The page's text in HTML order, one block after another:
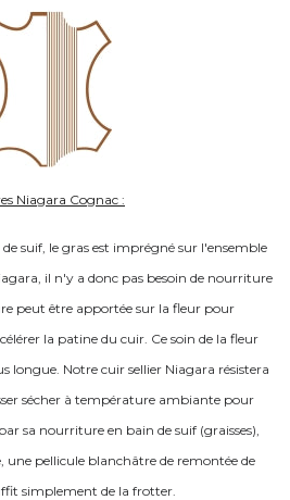
Niagara Cognac :
suif, le gras est imprégné sur l'ensemble
il n'y a donc pas besoin de nourriture
peut être apportée sur la fleur pour
la patine du cuir. Ce soin de la fleur
longue. Notre cuir sellier Niagara résistera
sécher à température ambiante pour
sa nourriture en bain de suif (graisses),
une pellicule blanchâtre de remontée de
simplement de la frotter.